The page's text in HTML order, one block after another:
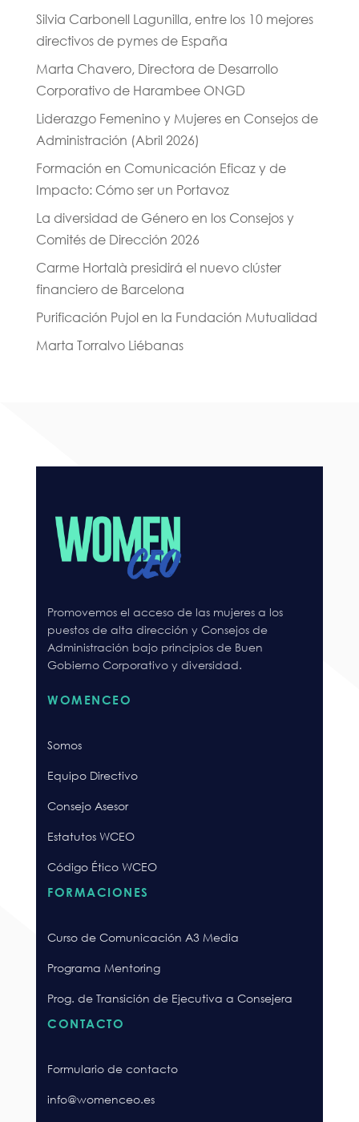
Silvia Carbonell Lagunilla, entre los 10 mejores
directivos de pymes de España
Marta Chavero, Directora de Desarrollo
Corporativo de Harambee ONGD
Liderazgo Femenino y Mujeres en Consejos de
Administración (Abril 2026)
Formación en Comunicación Eficaz y de
Impacto: Cómo ser un Portavoz
La diversidad de Género en los Consejos y
Comités de Dirección 2026
Carme Hortalà presidirá el nuevo clúster
financiero de Barcelona
Purificación Pujol en la Fundación Mutualidad
Marta Torralvo Liébanas
Promovemos el acceso de las mujeres a los
puestos de alta dirección y Consejos de
Administración bajo principios de Buen
Gobierno Corporativo y diversidad.
WOMENCEO
Somos
Equipo Directivo
Consejo Asesor
Estatutos WCEO
Código Ético WCEO
FORMACIONES
Curso de Comunicación A3 Media
Programa Mentoring
Prog. de Transición de Ejecutiva a Consejera
CONTACTO
Formulario de contacto
info@womenceo.es